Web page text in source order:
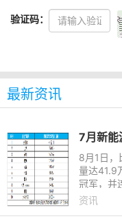
验证码：
最新资讯
8月1日，
量达41.9
冠军，并
首位。这
资讯